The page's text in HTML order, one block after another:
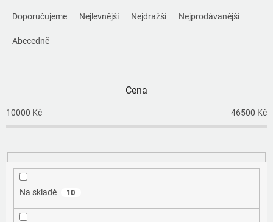
o
k
t
Doporučujeme Nejlevnější Nejdražší Nejprodávanější
Abecedně
Cena
10000 Kč 46500 Kč
Na skladě 10